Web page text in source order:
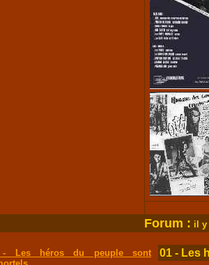
Forum : i l
Les héros du peuple sont
01 - Les